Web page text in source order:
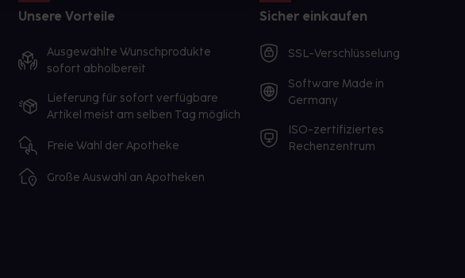
Unsere Vorteile
Ausgewählte Wunschprodukte
sofort abholbereit
Lieferung für sofort verfügbare
Artikel meist am selben Tag möglich
Freie Wahl der Apotheke
Große Auswahl an Apotheken
Sicher einkaufen
SSL-Verschlüsselung
Software Made in
Germany
ISO-zertifiziertes
Rechenzentrum